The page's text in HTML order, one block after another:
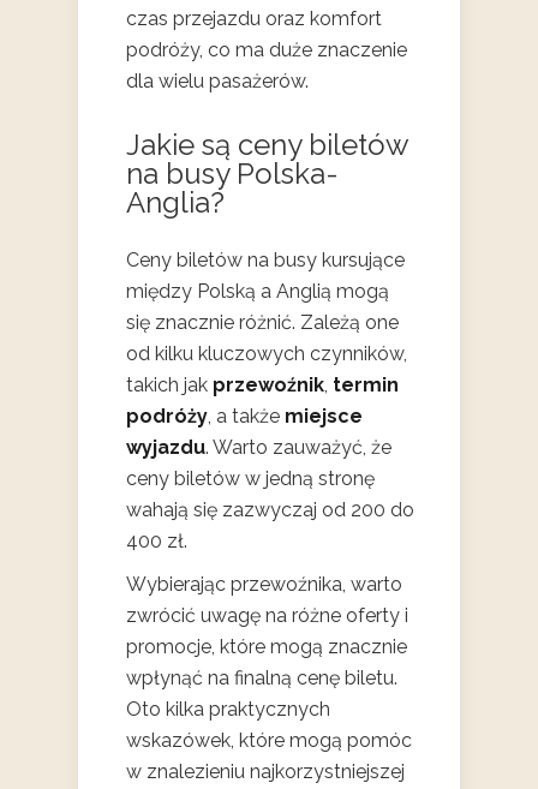
czas przejazdu oraz komfort
podróży, co ma duże znaczenie
dla wielu pasażerów.
Jakie są ceny biletów
na busy Polska-
Anglia?
Ceny biletów na busy kursujące
między Polską a Anglią mogą
się znacznie różnić. Zależą one
od kilku kluczowych czynników,
takich jak przewoźnik termin
podróży , a także miejsce
wyjazdu. Warto zauważyć, że
ceny biletów w jedną stronę
wahają się zazwyczaj od 200 do
400 zł.
Wybierając przewoźnika, warto
zwrócić uwagę na różne oferty i
promocje, które mogą znacznie
wpłynąć na finalną cenę biletu.
Oto kilka praktycznych
wskazówek, które mogą pomóc
w znalezieniu najkorzystniejszej